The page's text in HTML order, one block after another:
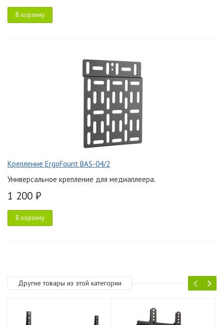
В корзину
Крепление ErgoFount BAS-04/2
Универсальное крепление для медиаплеера.
1 200 ₽
В корзину
Другие товары из этой категории